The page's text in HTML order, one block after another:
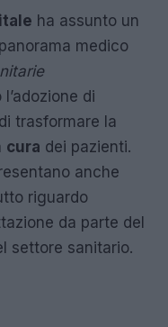
ha assunto un
medico
di
trasformare la
cura dei pazienti.
anche
riguardo
da parte del
settore sanitario.